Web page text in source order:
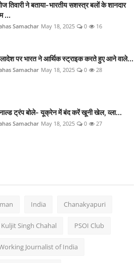
तिवारी ने बताया-भारतीय सशस्त्र बलों के शानदार
...
Samachar May 18, 2025 0 16
पर भारत ने आर्थिक स्ट्राइक करते हुए आने वाले...
Samachar May 18, 2025 0 28
ट्रंप बोले- यूक्रेन में बंद करें खूनी खेल, व्ला...
Samachar May 18, 2025 0 27
India Chanakyapuri
Singh Chahal PSOI Club
Journalist of India